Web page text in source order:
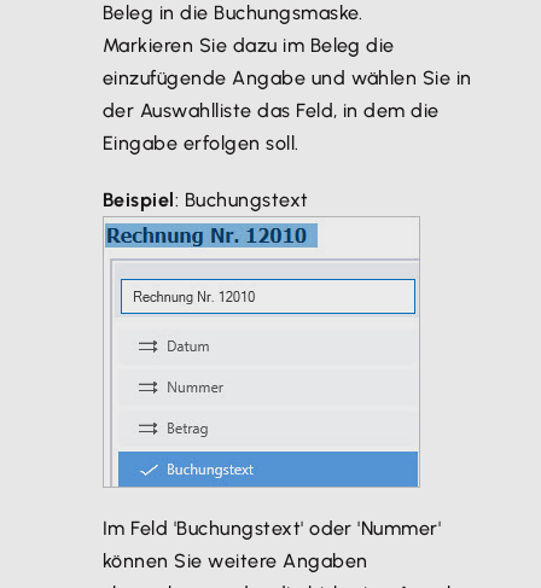
Beleg in die Buchungsmaske.
Markieren Sie dazu im Beleg die
einzufügende Angabe und wählen Sie in
der Auswahlliste das Feld, in dem die
Eingabe erfolgen soll.
Beispiel: Buchungstext
Im Feld 'Buchungstext' oder 'Nummer'
können Sie weitere Angaben